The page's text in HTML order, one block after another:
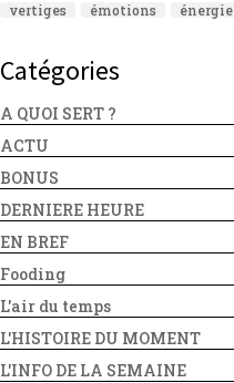
vertiges
émotions énergie
Catégories
A QUOI SERT ?
ACTU
BONUS
DERNIERE HEURE
EN BREF
Fooding
L'air du temps
L'HISTOIRE DU MOMENT
L'INFO DE LA SEMAINE